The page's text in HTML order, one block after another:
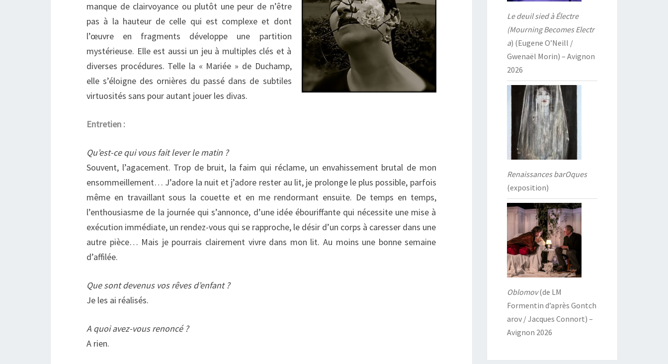
WOLF)
manque de clairvoyance ou plutôt une peur de n’être
pas à la hauteur de celle qui est complexe et dont
l’œuvre en fragments développe une partition
mystérieuse. Elle est aussi un jeu à multiples clés et à
diverses procédures. Telle la « Mariée » de Duchamp,
elle s’éloigne des ornières du passé dans de subtiles
virtuosités sans pour autant jouer les divas.
Entretien :
Qu’est-ce qui vous fait lever le matin ?
Souvent, l’agacement. Trop de bruit, la faim qui réclame, un envahissement brutal de mon
ensommeillement… J’adore la nuit et j’adore rester au lit, je prolonge le plus possible, parfois
même en travaillant sous la couette et en me rendormant ensuite. De temps en temps,
l’enthousiasme de la journée qui s’annonce, d’une idée ébouriffante qui nécessite une mise à
exécution immédiate, un rendez-vous qui se rapproche, le désir d’un corps à caresser dans une
autre pièce… Mais je pourrais clairement vivre dans mon lit. Au moins une bonne semaine
d’affilée.
Que sont devenus vos rêves d’enfant ?
Je les ai réalisés.
A quoi avez-vous renoncé ?
A rien.
Le deuil sied à Électre
(Mourning Becomes Electr
a) (Eugene O’Neill /
Gwenaël Morin) – Avignon
2026
Renaissances barOques
(exposition)
Oblomov(de LM
Formentin d’après Gontch
arov / Jacques Connort) –
Avignon 2026